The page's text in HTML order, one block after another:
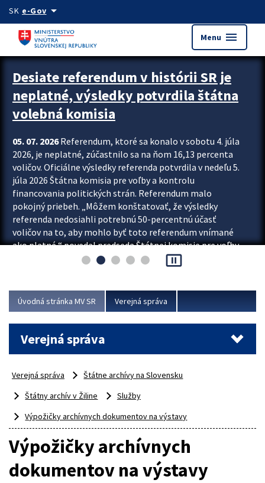
Preskocit na hlavný obsah
SK e-Govarrow_drop_down
Menu menu
Zastavit automatický posun upútavok
Desiate referendum v histórii SR je
neplatné, výsledky potvrdila štátna
volebná komisia
05. 07. 2026Referendum, ktoré sa konalo v sobotu 4. júla
2026, je neplatné, zúčastnilo sa na ňom 16,13 percenta
voličov. Oficiálne výsledky referenda potvrdila v nedeľu 5.
júla 2026 Štátna komisia pre voľby a kontrolu
financovania politických strán. Referendum malo
pokojný priebeh. „Môžem konštatovať, že výsledky
referenda nedosiahli potrebnú 50-percentnú účasť
voličov na to, aby mohlo byť toto referendum vnímané
ako platné,“ povedal predseda Štátnej komisie pre voľby
a kontrolu financovania politických...
pause_presentation
Úvodná stránka MV SR Verejná správa
Verejná správa
Verejná správa
Štátne archívy na Slovensku
Štátny archív v Žiline
Služby
Výpožičky archívnych dokumentov na výstavy
Výpožičky archívnych
dokumentov na výstavy